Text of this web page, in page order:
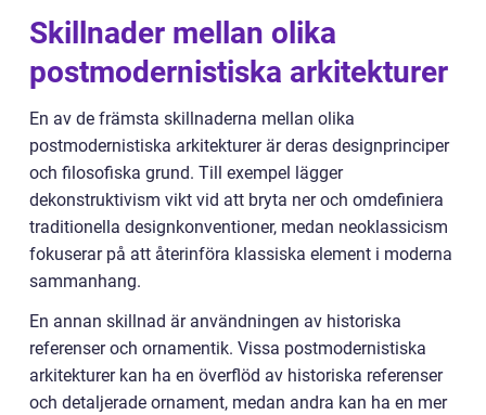
Skillnader mellan olika
postmodernistiska arkitekturer
En av de främsta skillnaderna mellan olika
postmodernistiska arkitekturer är deras designprinciper
och filosofiska grund. Till exempel lägger
dekonstruktivism vikt vid att bryta ner och omdefiniera
traditionella designkonventioner, medan neoklassicism
fokuserar på att återinföra klassiska element i moderna
sammanhang.
En annan skillnad är användningen av historiska
referenser och ornamentik. Vissa postmodernistiska
arkitekturer kan ha en överflöd av historiska referenser
och detaljerade ornament, medan andra kan ha en mer